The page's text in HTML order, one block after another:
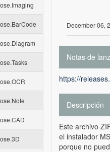
December 06,
Notas de
https://
Descripción
Este archivo
el instalador
porque no